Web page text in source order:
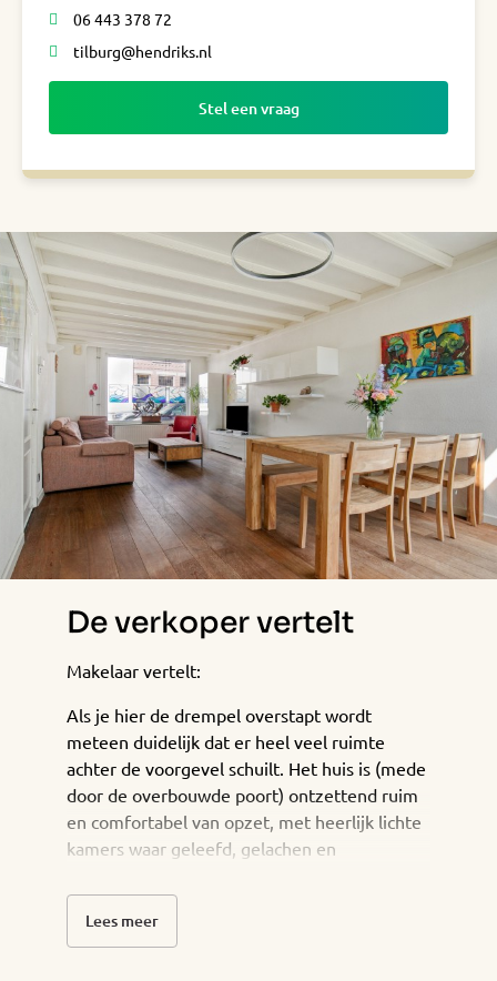
06 443 378 72
tilburg@hendriks.nl
Stel een vraag
De verkoper vertelt
Makelaar vertelt:
Als je hier de drempel overstapt wordt
meteen duidelijk dat er heel veel ruimte
achter de voorgevel schuilt. Het huis is (mede
door de overbouwde poort) ontzettend ruim
en comfortabel van opzet, met heerlijk lichte
kamers waar geleefd, gelachen en
Als de muren van dit huis comfort ademen,
dan is de achtertuin de absolute kers op de
Lees meer